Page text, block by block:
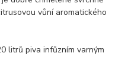
vůní aromatického
litrů piva infůzním varným